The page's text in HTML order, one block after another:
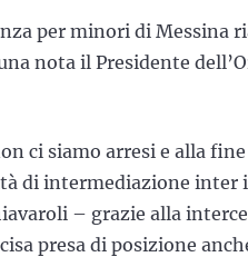
per minori di Messina
nota il Presidente
ci siamo arresi e alla
di intermediazione inter
– grazie alla
presa di posizione